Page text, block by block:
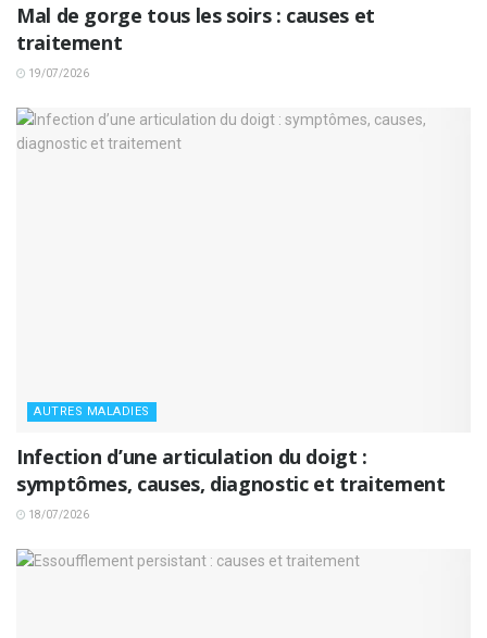
Mal de gorge tous les soirs : causes et
traitement
19/07/2026
AUTRES MALADIES
Infection d’une articulation du doigt :
symptômes, causes, diagnostic et traitement
18/07/2026